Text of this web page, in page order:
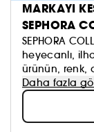
MARKAYI
SEPHORA
SEPHORA
heyecanlı,
ürünün, renk,
güzellik
öte, aynada
Topla, oyna
Daha fazla